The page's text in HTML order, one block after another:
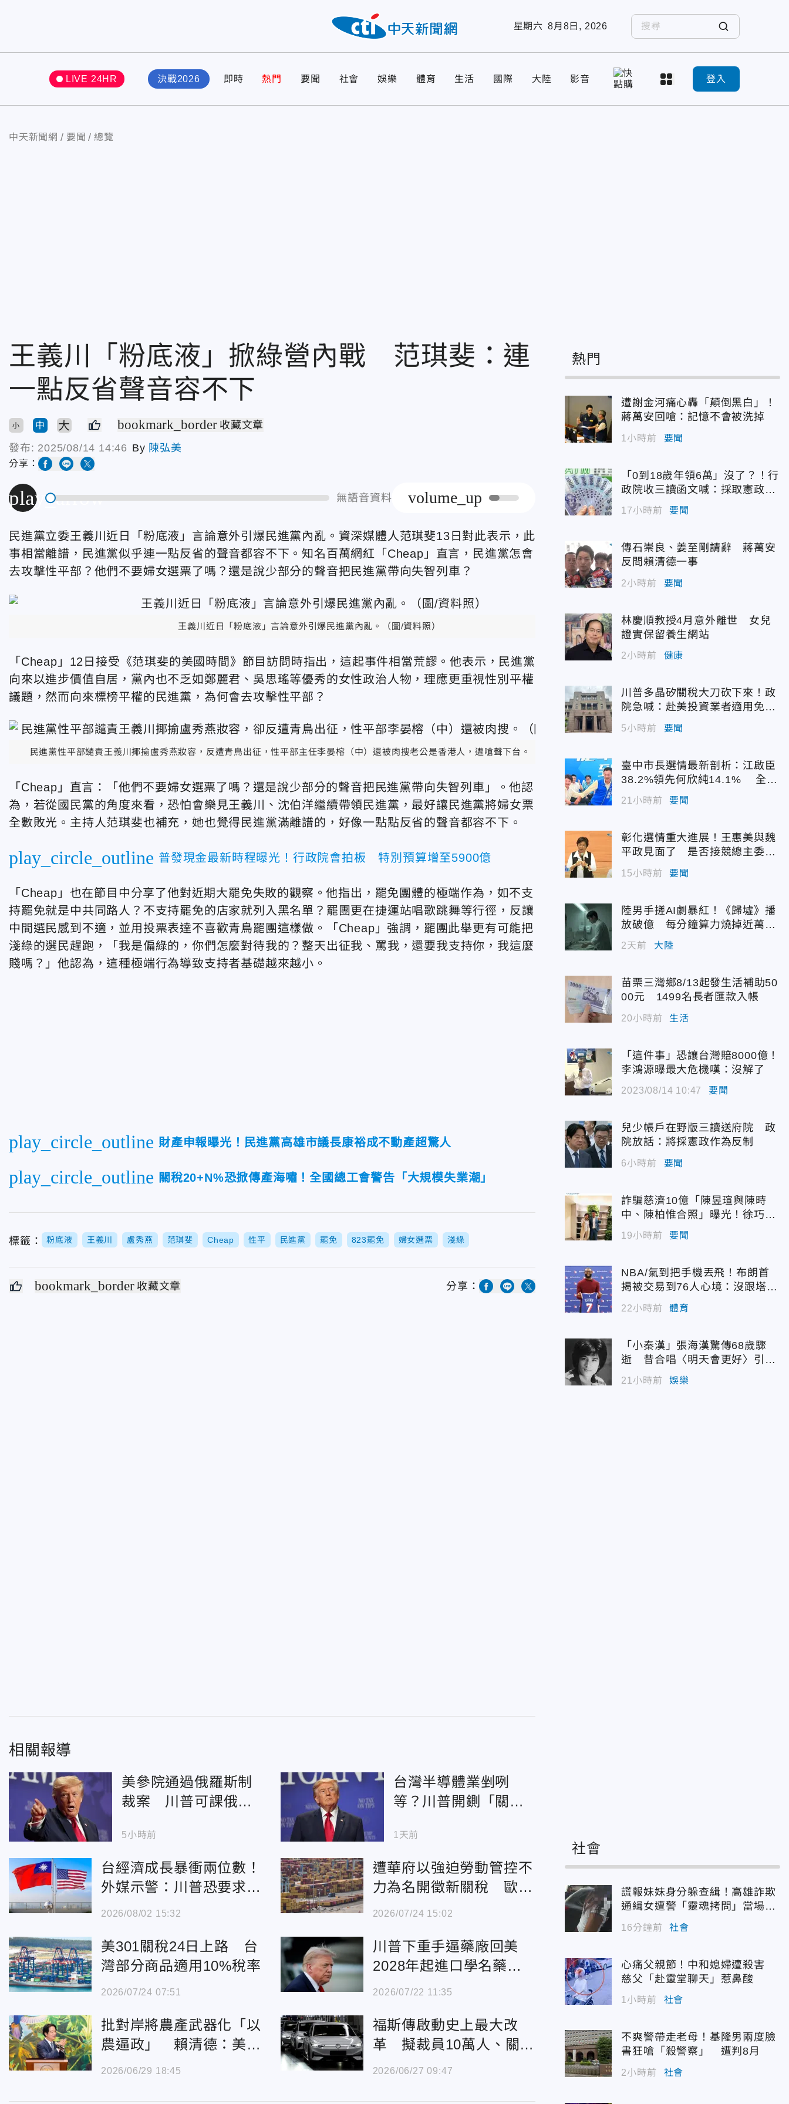
星期六 8月8日, 2026
LIVE 24HR 決戰2026 即時 熱門 要聞 社會 娛樂 體育 生活 國際 大陸 影音 登入
中天新聞網 要聞 總覽
王義川「粉底液」掀綠營內戰 范琪斐：連
一點反省聲音容不下
小 中 大 bookmark_border 收藏文章
發布: 2025/08/14 14:46 By 陳弘美
分享：
play_arrow 無語音資料 volume_up
民進黨立委王義川近日「粉底液」言論意外引爆民進黨內亂。資深媒體人范琪斐13日對此表示，此
事相當離譜，民進黨似乎連一點反省的聲音都容不下。知名百萬網紅「Cheap」直言，民進黨怎會
去攻擊性平部？他們不要婦女選票了嗎？還是說少部分的聲音把民進黨帶向失智列車？
王義川近日「粉底液」言論意外引爆民進黨內亂。（圖/資料照）
「Cheap」12日接受《范琪斐的美國時間》節目訪問時指出，這起事件相當荒謬。他表示，民進黨
向來以進步價值自居，黨內也不乏如鄭麗君、吳思瑤等優秀的女性政治人物，理應更重視性別平權
議題，然而向來標榜平權的民進黨，為何會去攻擊性平部？
民進黨性平部譴責王義川揶揄盧秀燕妝容，反遭青鳥出征，性平部主任李晏榕（中）還被肉搜老公是香港人，遭嗆聲下台。（圖/資料照）
「Cheap」直言：「他們不要婦女選票了嗎？還是說少部分的聲音把民進黨帶向失智列車」。他認
為，若從國民黨的角度來看，恐怕會樂見王義川、沈伯洋繼續帶領民進黨，最好讓民進黨將婦女票
全數敗光。主持人范琪斐也補充，她也覺得民進黨滿離譜的，好像一點點反省的聲音都容不下。
play_circle_outline 普發現金最新時程曝光！行政院會拍板 特別預算增至5900億
「Cheap」也在節目中分享了他對近期大罷免失敗的觀察。他指出，罷免團體的極端作為，如不支
持罷免就是中共同路人？不支持罷免的店家就列入黑名單？罷團更在捷運站唱歌跳舞等行徑，反讓
中間選民感到不適，並用投票表達不喜歡青鳥罷團這樣做。
「Cheap」強調，罷團此舉更有可能把
淺綠的選民趕跑，
「我是偏綠的，你們怎麼對待我的？整天出征我、罵我，還要我支持你，我這麼
賤嗎？」他認為，這種極端行為導致支持者基礎越來越小。
play_circle_outline 財產申報曝光！民進黨高雄市議長康裕成不動產超驚人
play_circle_outline 關稅20+N%恐掀傳產海嘯！全國總工會警告「大規模失業潮」
標籤： 粉底液 王義川 盧秀燕 范琪斐 Cheap 性平 民進黨 罷免 823罷免 婦女選票 淺綠
bookmark_border 收藏文章 分享：
相關報導
美參院通過俄羅斯制
裁案 川普可課俄商
5小時前
台灣半導體業剉咧
等？川普開鍘「關鍵
最低進口價
1天前
台經濟成長暴衝兩位數！
外媒示警：川普恐要求
「重談貿易協議」
2026/08/02 15:32
遭華府以強迫勞動管控不
力為名開徵新關稅 歐
盟：不實指控
2026/07/24 15:02
美301關稅24日上路 台
灣部分商品適用10%稅率
2026/07/24 07:51
川普下重手逼藥廠回美
2028年起進口學名藥將
課100%關稅
2026/07/22 11:35
批對岸將農產武器化「以
農逼政」 賴清德：美、
日成2大出口市場
2026/06/29 18:45
福斯傳啟動史上最大改
革 擬裁員10萬人、關閉
4座德國工廠
2026/06/27 09:47
熱門
遭謝金河痛心轟「顛倒黑白」！
蔣萬安回嗆：記憶不會被洗掉
1小時前 要聞
「0到18歲年領6萬」沒了？！行
政院收三讀函文喊：採取憲政作
17小時前 要聞
傳石崇良、姜至剛請辭 蔣萬安
反問賴清德一事
2小時前 要聞
林慶順教授4月意外離世 女兒
證實保留養生網站
2小時前 健康
川普多晶矽關稅大刀砍下來！政
院急喊：赴美投資業者適用免稅
配額
5小時前 要聞
臺中市長選情最新剖析：江啟臣
38.2%領先何欣純14.1% 全世
代支持度全面居首
21小時前 要聞
彰化選情重大進展！王惠美與魏
平政見面了 是否接競總主委態
度曝光
15小時前 要聞
陸男手搓AI劇暴紅！《歸墟》播
放破億 每分鐘算力燒掉近萬台
2天前 大陸
苗栗三灣鄉8/13起發生活補助50
00元 1499名長者匯款入帳
20小時前 生活
「這件事」恐讓台灣賠8000億！
李鴻源曝最大危機嘆：沒解了
2023/08/14 10:47 要聞
兒少帳戶在野版三讀送府院 政
院放話：將採憲政作為反制
6小時前 要聞
詐騙慈濟10億「陳昱瑄與陳時
中、陳柏惟合照」曝光！徐巧芯
震撼出手
19小時前 要聞
NBA/氣到把手機丟飛！布朗首
揭被交易到76人心境：沒跟塔圖
姆聯絡
22小時前 體育
「小秦漢」張海漢驚傳68歲驟
逝 昔合唱〈明天會更好〉引追
21小時前 娛樂
社會
謊報妹妹身分躲查緝！高雄詐欺
通緝女遭警「靈魂拷問」當場認
16分鐘前 社會
心痛父親節！中和媳婦遭殺害
慈父「赴靈堂聊天」惹鼻酸
1小時前 社會
不爽警帶走老母！基隆男兩度臉
書狂嗆「殺警察」 遭判8月
2小時前 社會